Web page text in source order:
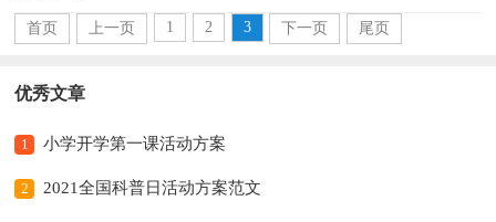
首页 上一页 1 2 3 下一页 尾页
优秀文章
1 小学开学第一课活动方案
2 2021全国科普日活动方案范文